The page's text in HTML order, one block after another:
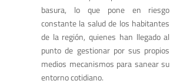
basura, lo que pone en riesgo
constante la salud de los habitantes
de la región, quienes han llegado al
punto de gestionar por sus propios
medios mecanismos para sanear su
entorno cotidiano.